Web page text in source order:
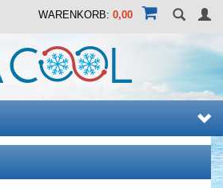
WARENKORB: 0,00